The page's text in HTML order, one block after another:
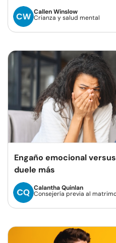
Callen Winslow
Crianza y salud mental
Engaño emocional
duele más
Calantha Quinlan
Consejería previa al